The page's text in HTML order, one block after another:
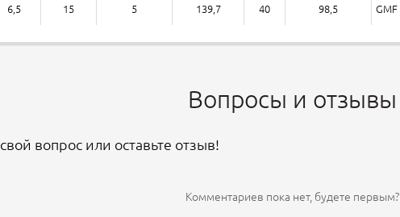
6,5 15 5 139,7 40 98,5 GMF
Вопросы и отзывы
вопрос или оставьте отзыв!
Комментариев пока нет, будете первым?